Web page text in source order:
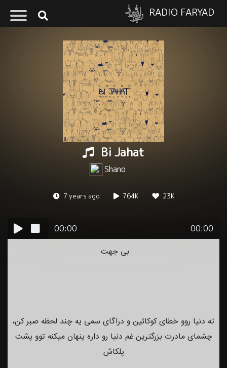
RADIO FARYAD
Bi Jahat
Shano
7 years ago 764K 23K
00:00 00:00
بی جهت
ته دنیا روو خطای کوکائین و دراگای سمی یه چند لحظه صبر کن،
چشمای مادرت بزرگترین غم دنیا رو داره پنهان میکنه توو پشت
پلکاش